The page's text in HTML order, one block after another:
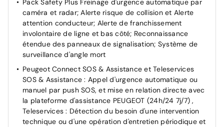
Projecteurs Peugeot Matrix LED Technology Eclairage
adaptatif avec correction automatique de site, 3
modes (Routes, Autoroutes et Brouillard) et feux
diurnes 3 griffes à LED intégrés aux projecteurs
Régulateur / limiteur de vitesse avec Préconisation
Limitation de Vitesse
Rétroviseur intérieur électrochrome
Rétroviseurs extérieurs électriques et dégivrants,
rabattables électriquement avec éclairage d'accueil à
LED, témoins de surveillance d'angles morts
Pack Safety Plus Freinage d'urgence automatique par
caméra et radar; Alerte risque de collision et Alerte
attention conducteur; Alerte de franchissement
involontaire de ligne et bas côté; Reconnaissance
étendue des panneaux de signalisation; Système de
surveillance d'angle mort
Peugeot Connect SOS & Assistance et Teleservices
SOS & Assistance : Appel d'urgence automatique ou
manuel par push SOS, et mise en relation directe avec
la plateforme d'assistance PEUGEOT (24h/24 7j/7) ,
Teleservices : Détection du besoin d'une intervention
technique ou d'une opération d'entretien périodique et